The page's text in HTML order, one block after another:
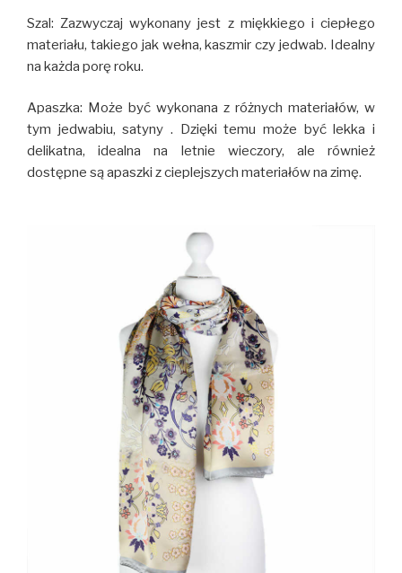
Szal: Zazwyczaj wykonany jest z miękkiego i ciepłego
materiału, takiego jak wełna, kaszmir czy jedwab. Idealny
na każda porę roku.
Apaszka: Może być wykonana z różnych materiałów, w
tym jedwabiu, satyny . Dzięki temu może być lekka i
delikatna, idealna na letnie wieczory, ale również
dostępne są apaszki z cieplejszych materiałów na zimę.